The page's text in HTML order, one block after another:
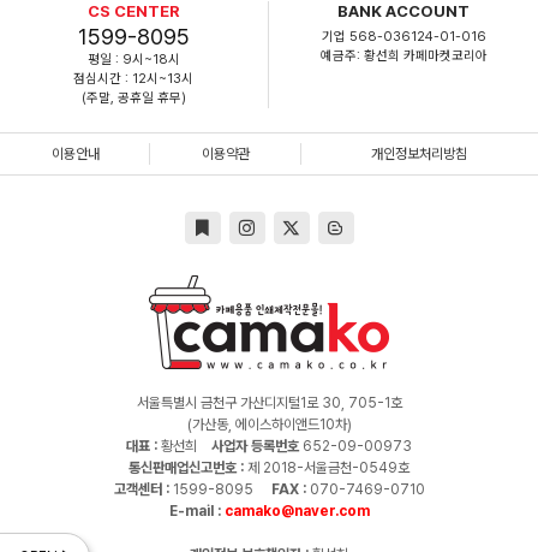
CS CENTER
1599-8095
평일 : 9시~18시
점심시간 : 12시~13시
(주말, 공휴일 휴무)
BANK ACCOUNT
기업 568-036124-01-016
예금주: 황선희 카페마켓코리아
이용안내 이용약관 개인정보처리방침
서울특별시 금천구 가산디지털1로 30, 705-1호
(가산동, 에이스하이앤드10차)
대표 : 황선희 사업자 등록번호652-09-00973
통신판매업신고번호 : 제 2018-서울금천-0549호
고객센터 : 1599-8095 FAX : 070-7469-0710
E-mail : camako@naver.com